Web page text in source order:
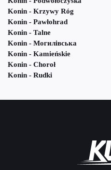
Konin - Krzywy Róg
Konin - Pawłohrad
Konin - Talne
Konin - Могилівська
Konin - Kamieńskie
Konin - Choroł
Konin - Rudki